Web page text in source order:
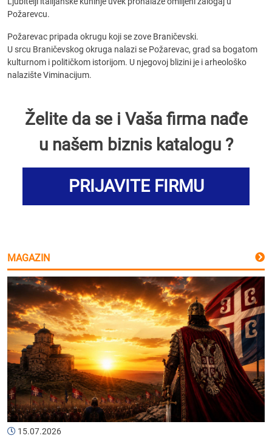
Požarevcu.
Požarevac pripada okrugu koji se zove Braničevski.
U srcu Braničevskog okruga nalazi se Požarevac, grad sa bogatom
kulturnom i političkom istorijom. U njegovoj blizini je i arheološko
nalazište Viminacijum.
Želite da se i Vaša firma nađe
u našem biznis katalogu ?
PRIJAVITE FIRMU
MAGAZIN
15.07.2026